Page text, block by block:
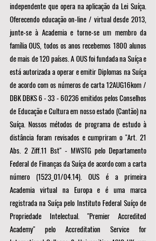
independente que opera na aplicação da Lei Suíça.
Oferecendo educação on-line / virtual desde 2013,
junte-se à Academia e torne-se um membro da
família OUS, todos os anos recebemos 1800 alunos
de mais de 120 países. A OUS foi fundada na Suíça e
está autorizada a operar e emitir Diplomas na Suíça
de acordo com os números de carta 12AUG16kom /
DBK DBKS6 - 33 - 60236emitidos pelos Conselhos
de Educação e Cultura em nosso estado (Cantão) na
Suíça. Nossos métodos de programa de estudo à
distância foram revisados e cumpriram o "Art. 21
Abs. 2 Ziff.11 Bst" - MWSTG pelo Departamento
Federal de Finanças da Suíça de acordo com a carta
número (1523_01/04.14). OUS é a primeira
Academia virtual na Europa e é uma marca
registrada na Suíça pelo Instituto Federal Suíço de
Propriedade Intelectual. "Premier Accredited
Academy" pelo Accreditation Service for